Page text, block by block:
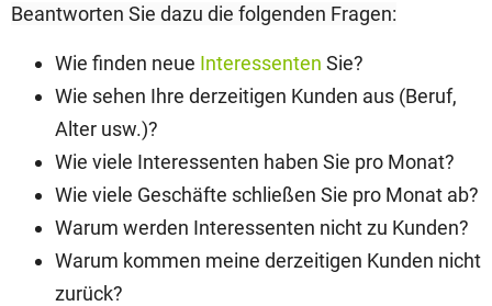
Beantworten Sie dazu die folgenden Fragen:
Wie finden neue Interessenten Sie?
Wie sehen Ihre derzeitigen Kunden aus (Beruf,
Alter usw.)?
Wie viele Interessenten haben Sie pro Monat?
Wie viele Geschäfte schließen Sie pro Monat ab?
Warum werden Interessenten nicht zu Kunden?
Warum kommen meine derzeitigen Kunden nicht
zurück?